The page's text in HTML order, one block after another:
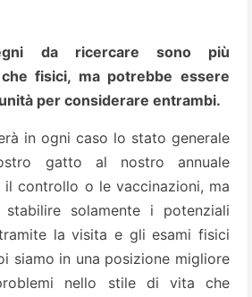
da ricercare sono più
fisici, ma potrebbe essere
per considerare entrambi.
in ogni caso lo stato generale
gatto al nostro annuale
il controllo o le vaccinazioni, ma
solamente i potenziali
la visita e gli esami fisici
siamo in una posizione migliore
nello stile di vita che